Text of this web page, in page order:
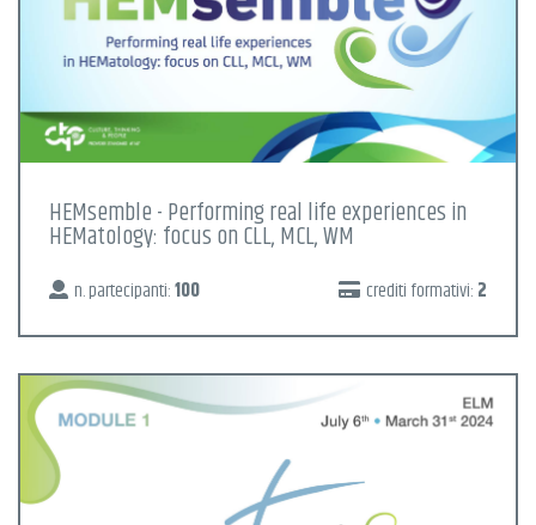
HEMsemble - Performing real life experiences in
HEMatology: focus on CLL, MCL, WM
n. partecipanti:100 crediti formativi: 2